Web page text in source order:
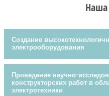
Наша
Создание
электрооборудования
Проведение научно-
конструкторских работ в
электротехники